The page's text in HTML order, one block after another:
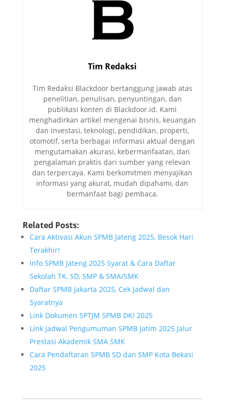
Tim Redaksi
Tim Redaksi Blackdoor bertanggung jawab atas
penelitian, penulisan, penyuntingan, dan
publikasi konten di Blackdoor.id. Kami
menghadirkan artikel mengenai bisnis, keuangan
dan investasi, teknologi, pendidikan, properti,
otomotif, serta berbagai informasi aktual dengan
mengutamakan akurasi, kebermanfaatan, dan
pengalaman praktis dari sumber yang relevan
dan terpercaya. Kami berkomitmen menyajikan
informasi yang akurat, mudah dipahami, dan
bermanfaat bagi pembaca.
Related Posts:
Cara Aktivasi Akun SPMB Jateng 2025, Besok Hari
Terakhir!
Info SPMB Jateng 2025 Syarat & Cara Daftar
Sekolah TK, SD, SMP & SMA/SMK
Daftar SPMB Jakarta 2025, Cek Jadwal dan
Syaratnya
Link Dokumen SPTJM SPMB DKI 2025
Link Jadwal Pengumuman SPMB Jatim 2025 Jalur
Prestasi Akademik SMA SMK
Cara Pendaftaran SPMB SD dan SMP Kota Bekasi
2025